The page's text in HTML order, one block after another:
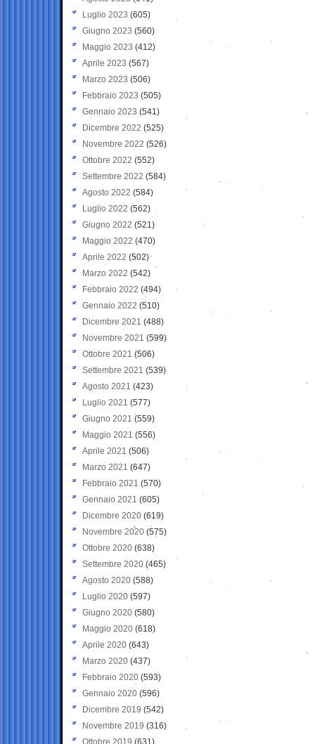
Luglio 2023 (605)
Giugno 2023 (560)
Maggio 2023 (412)
Aprile 2023 (567)
Marzo 2023 (506)
Febbraio 2023 (505)
Gennaio 2023 (541)
Dicembre 2022 (525)
Novembre 2022 (526)
Ottobre 2022 (552)
Settembre 2022 (584)
Agosto 2022 (584)
Luglio 2022 (562)
Giugno 2022 (521)
Maggio 2022 (470)
Aprile 2022 (502)
Marzo 2022 (542)
Febbraio 2022 (494)
Gennaio 2022 (510)
Dicembre 2021 (488)
Novembre 2021 (599)
Ottobre 2021 (506)
Settembre 2021 (539)
Agosto 2021 (423)
Luglio 2021 (577)
Giugno 2021(559)
Maggio 2021 (556)
Aprile 2021 (506)
Marzo 2021 (647)
Febbraio 2021 (570)
Gennaio 2021 (605)
Dicembre 2020 (619)
Novembre 2020 (575)
Ottobre 2020 (638)
Settembre 2020(465)
Agosto 2020 (588)
Luglio 2020 (597)
Giugno 2020 (580)
Maggio 2020 (618)
Aprile 2020 (643)
Marzo 2020 (437)
Febbraio 2020 (593)
Gennaio 2020 (596)
Dicembre 2019 (542)
Novembre 2019 (316)
Ottobre 2019 (631)